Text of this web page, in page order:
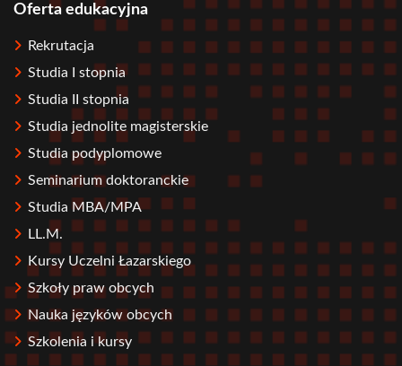
Stopka
Oferta edukacyjna
Rekrutacja
Studia I stopnia
Studia II stopnia
Studia jednolite magisterskie
Studia podyplomowe
Seminarium doktoranckie
Studia MBA/MPA
LL.M.
Kursy Uczelni Łazarskiego
Szkoły praw obcych
Nauka języków obcych
Szkolenia i kursy